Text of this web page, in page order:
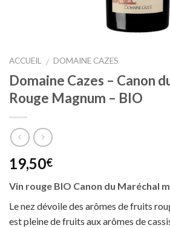
ACCUEIL / DOMAINE CAZES
Domaine Cazes – Canon
Rouge Magnum – BIO
19,50€
Vin rouge BIO Canon du Maréchal
Le nez dévoile des arômes de fruits
est pleine de fruits aux arômes de